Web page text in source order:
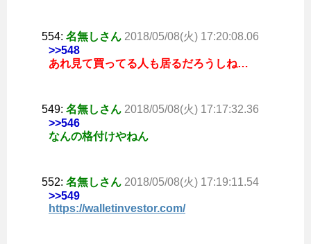
554: 名無しさん 2018/05/08(火) 17:20:08.06
>>548
あれ見て買ってる人も居るだろうしね…
549: 名無しさん 2018/05/08(火) 17:17:32.36
>>546
なんの格付けやねん
552: 名無しさん 2018/05/08(火) 17:19:11.54
>>549
https://walletinvestor.com/